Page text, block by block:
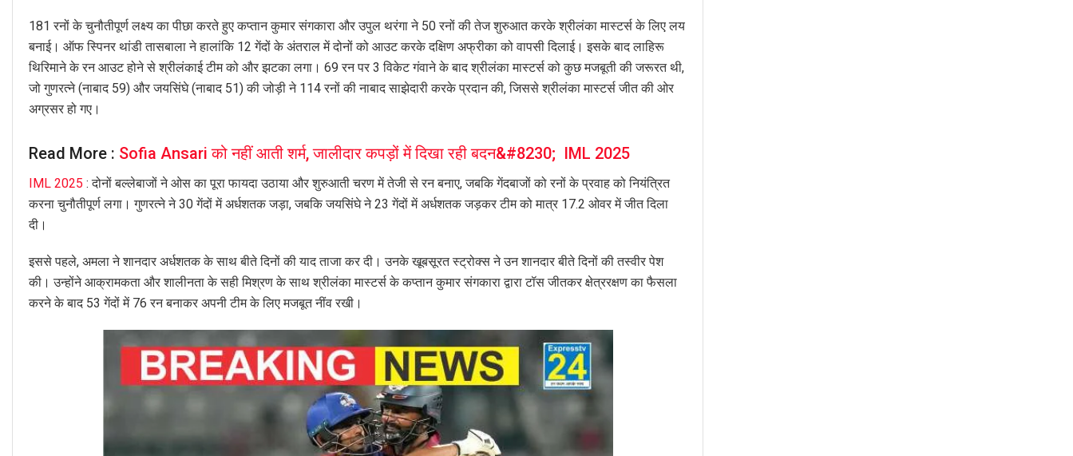
181 रनों के चुनौतीपूर्ण लक्ष्य का पीछा करते हुए कप्तान कुमार संगकारा और उपुल थरंगा ने 50 रनों की तेज शुरुआत करके श्रीलंका मास्टर्स के लिए लय
बनाई। ऑफ स्पिनर थांडी तासबाला ने हालांकि 12 गेंदों के अंतराल में दोनों को आउट करके दक्षिण अफ्रीका को वापसी दिलाई। इसके बाद लाहिरू
थिरिमाने के रन आउट होने से श्रीलंकाई टीम को और झटका लगा। 69 रन पर 3 विकेट गंवाने के बाद श्रीलंका मास्टर्स को कुछ मजबूती की जरूरत थी,
जो गुणरत्ने (नाबाद 59) और जयसिंघे (नाबाद 51) की जोड़ी ने 114 रनों की नाबाद साझेदारी करके प्रदान की, जिससे श्रीलंका मास्टर्स जीत की ओर
अग्रसर हो गए।
Read More : Sofia Ansari को नहीं आती शर्म, जालीदार कपड़ों में दिखा रही बदन&#8230; IML 2025
IML 2025 : दोनों बल्लेबाजों ने ओस का पूरा फायदा उठाया और शुरुआती चरण में तेजी से रन बनाए, जबकि गेंदबाजों को रनों के प्रवाह को नियंत्रित
करना चुनौतीपूर्ण लगा। गुणरत्ने ने 30 गेंदों में अर्धशतक जड़ा, जबकि जयसिंघे ने 23 गेंदों में अर्धशतक जड़कर टीम को मात्र 17.2 ओवर में जीत दिला
दी।
इससे पहले, अमला ने शानदार अर्धशतक के साथ बीते दिनों की याद ताजा कर दी। उनके खूबसूरत स्ट्रोक्स ने उन शानदार बीते दिनों की तस्वीर पेश
की। उन्होंने आक्रामकता और शालीनता के सही मिश्रण के साथ श्रीलंका मास्टर्स के कप्तान कुमार संगकारा द्वारा टॉस जीतकर क्षेत्ररक्षण का फैसला
करने के बाद 53 गेंदों में 76 रन बनाकर अपनी टीम के लिए मजबूत नींव रखी।